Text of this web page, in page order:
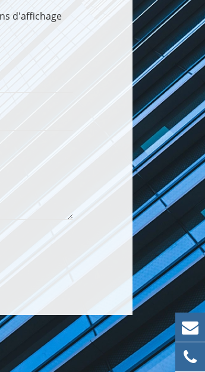
d'affichage